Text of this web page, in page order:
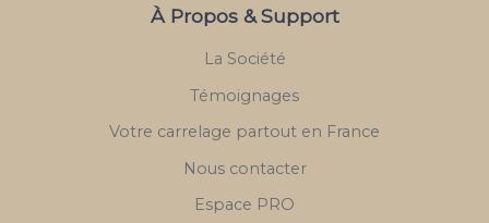
À Propos & Support
La Société
Témoignages
Votre carrelage partout en France
Nous contacter
Espace PRO